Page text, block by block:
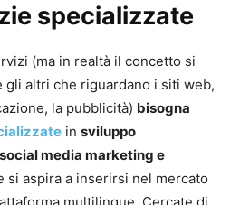
specializzate
(ma in realtà il concetto si
gli altri che riguardano i siti web,
la pubblicità) bisogna
in sviluppo
media marketing e
si aspira a inserirsi nel mercato